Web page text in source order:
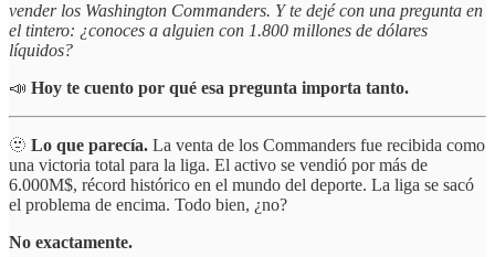
vender los Washington Commanders. Y te dejé con una pregunta en
el tintero: ¿conoces a alguien con 1.800 millones de dólares
líquidos?
📣 Hoy te cuento por qué esa pregunta importa tanto.
🫥 Lo que parecía. La venta de los Commanders fue recibida como
una victoria total para la liga. El activo se vendió por más de
6.000M$, récord histórico en el mundo del deporte. La liga se sacó
el problema de encima. Todo bien, ¿no?
No exactamente.